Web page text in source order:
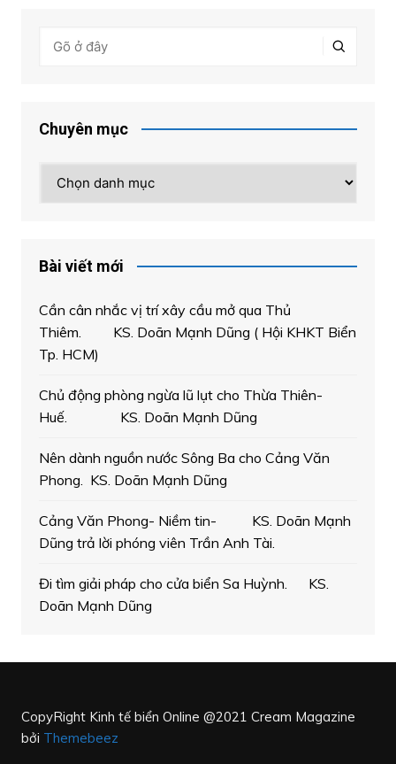
Chuyên mục
mục
Bài viết mới
Cần cân nhắc vị trí xây cầu mở qua Thủ
Thiêm. KS. Doãn Mạnh Dũng ( Hội KHKT Biển
Tp. HCM)
Chủ động phòng ngừa lũ lụt cho Thừa Thiên-
Huế. KS. Doãn Mạnh Dũng
Nên dành nguồn nước Sông Ba cho Cảng Văn
Phong. KS. Doãn Mạnh Dũng
Cảng Văn Phong- Niềm tin- KS. Doãn Mạnh
Dũng trả lời phóng viên Trần Anh Tài.
Đi tìm giải pháp cho cửa biển Sa Huỳnh. KS.
Doãn Mạnh Dũng
CopyRight Kinh tế biển Online @2021 Cream Magazine
bởi Themebeez